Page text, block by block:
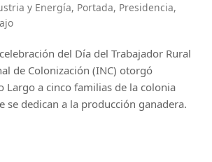
y Energía, Portada, Presidencia,
del Día del Trabajador Rural
de Colonización (INC) otorgó
Largo a cinco familias de la colonia
se dedican a la producción ganadera.